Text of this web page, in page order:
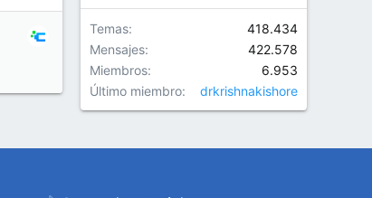
Temas
418.434
Mensajes
422.578
Miembros
6.953
Último miembro
drkrishnakishore